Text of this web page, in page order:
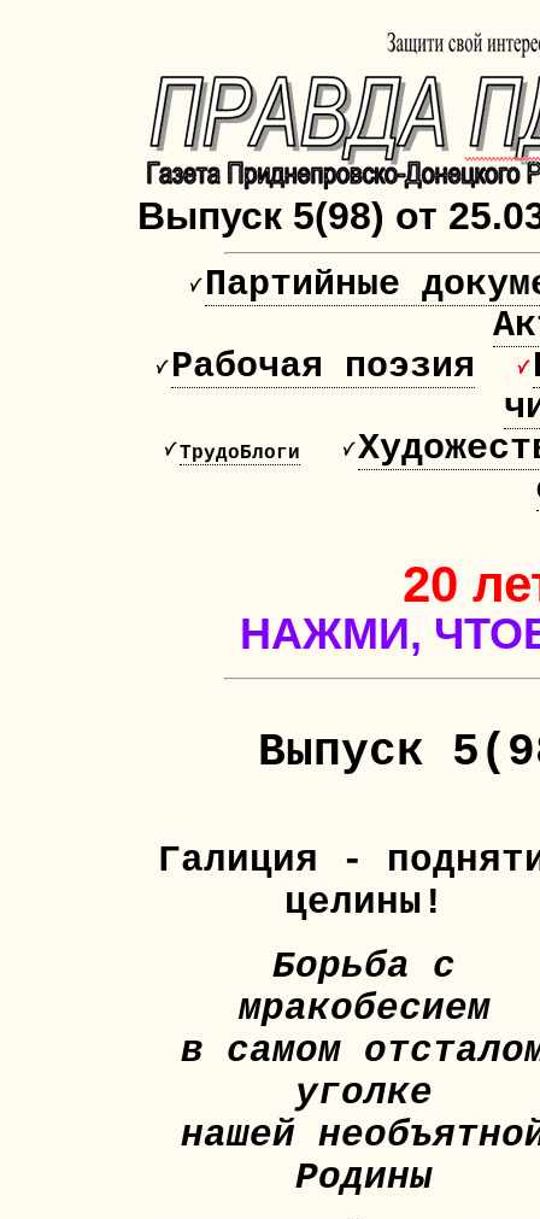
Выпуск 5(98) от
Партийные
Рабочая поэзия
ТрудоБлоги
20
НАЖМИ,
Выпуск
Галиция -
целины!
Борьба с
мракобесием
в самом
уголке
нашей
Родины